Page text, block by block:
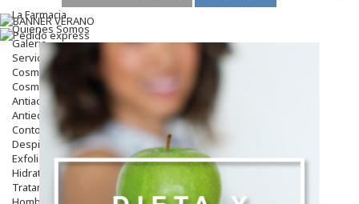
La Farmacia
Quienes Somos
Galeria
Servicios
Cosmética
Cosmética Facial
Antiacné
Antiedad
Contorno De Ojos
Despigmentantes
Exfoliantes
Hidratantes
Tratamientos De Noche